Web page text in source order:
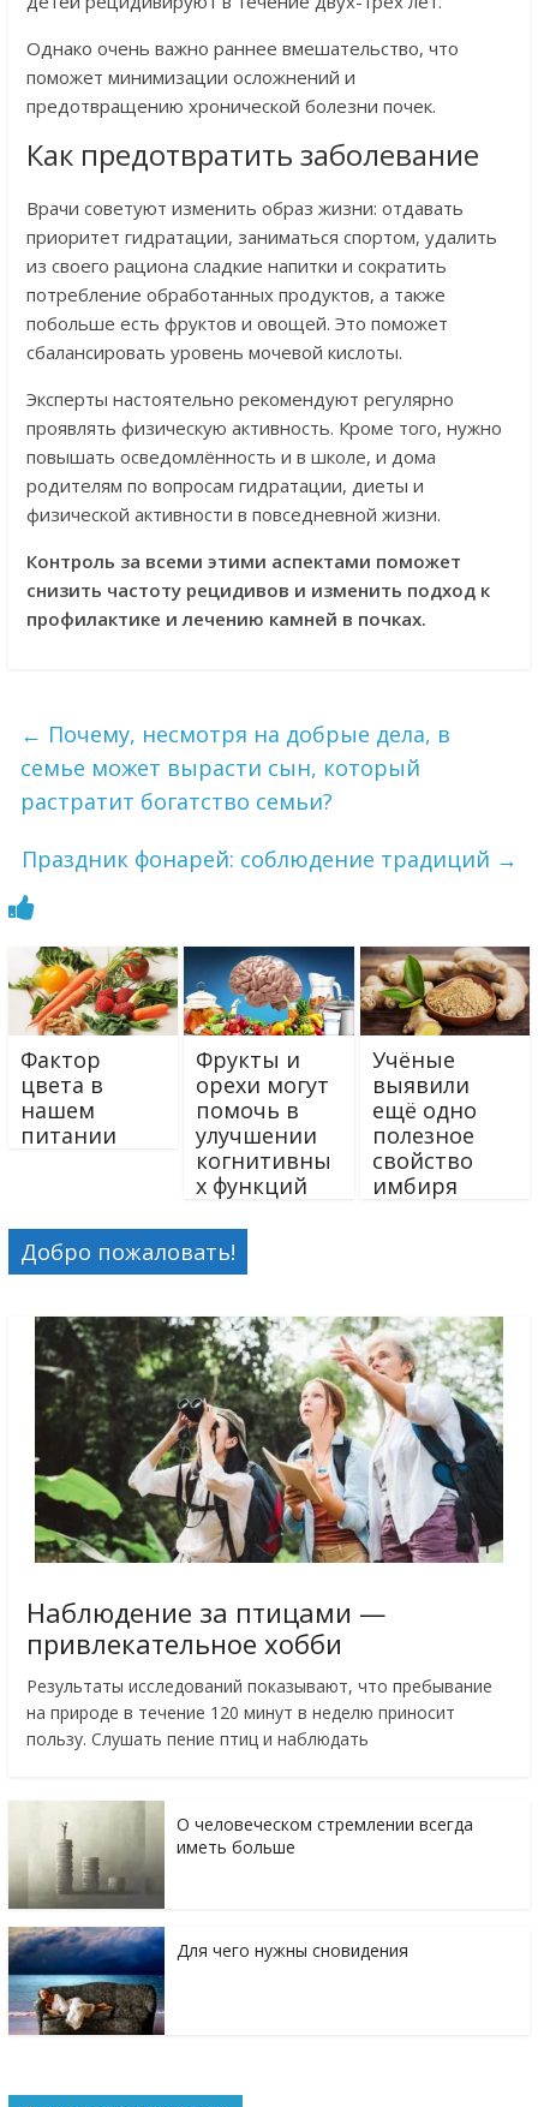
Однако очень важно раннее вмешательство, что
поможет минимизации осложнений и
предотвращению хронической болезни почек.
Как предотвратить заболевание
Врачи советуют изменить образ жизни: отдавать
приоритет гидратации, заниматься спортом, удалить
из своего рациона сладкие напитки и сократить
потребление обработанных продуктов, а также
побольше есть фруктов и овощей. Это поможет
сбалансировать уровень мочевой кислоты.
Эксперты настоятельно рекомендуют регулярно
проявлять физическую активность. Кроме того, нужно
повышать осведомлённость и в школе, и дома
родителям по вопросам гидратации, диеты и
физической активности в повседневной жизни.
Контроль за всеми этими аспектами поможет
снизить частоту рецидивов и изменить подход к
профилактике и лечению камней в почках.
← Почему, несмотря на добрые дела, в
семье может вырасти сын, который
растратит богатство семьи?
Праздник фонарей: соблюдение традиций →
Фактор
цвета в
нашем
питании
Фрукты и
орехи могут
помочь в
улучшении
когнитивны
х функций
Учёные
выявили
ещё одно
полезное
свойство
имбиря
Добро пожаловать!
Наблюдение за птицами —
привлекательное хобби
Результаты исследований показывают, что пребывание
на природе в течение 120 минут в неделю приносит
пользу. Слушать пение птиц и наблюдать
О человеческом стремлении всегда
иметь больше
Для чего нужны сновидения